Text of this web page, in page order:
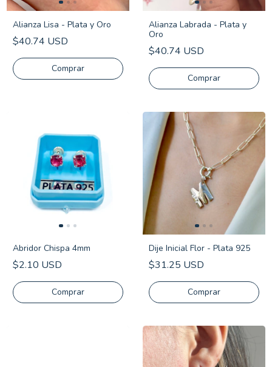
Alianza Lisa - Plata y Oro
$40.74 USD
Comprar
Alianza Labrada - Plata y
Oro
$40.74 USD
Comprar
Abridor Chispa 4mm
$2.10 USD
Comprar
Dije Inicial Flor - Plata 925
$31.25 USD
Comprar